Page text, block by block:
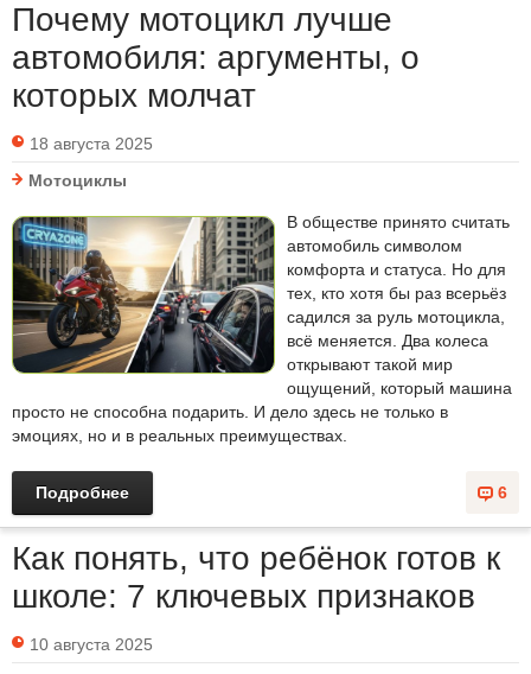
Почему мотоцикл лучше
автомобиля: аргументы, о
которых молчат
18 августа 2025
Мотоциклы
В обществе принято считать
автомобиль символом
комфорта и статуса. Но для
тех, кто хотя бы раз всерьёз
садился за руль мотоцикла,
всё меняется. Два колеса
открывают такой мир
ощущений, который машина
просто не способна подарить. И дело здесь не только в
эмоциях, но и в реальных преимуществах.
6
Подробнее
Как понять, что ребёнок готов к
школе: 7 ключевых признаков
10 августа 2025